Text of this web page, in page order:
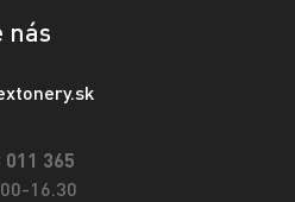
nás
011 365
16.30